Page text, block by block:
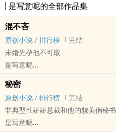
是写意呢的全部作品集
混不吝
原创小说 / 排行榜
完结
未婚先孕他不可取
是写意呢
原创小说 - BL - 短篇 - 完结
现代 - 狗血 - 多重视角 - 破镜重圆
方卓文十九岁怀了翟骁的孩子
他想打
翟骁不肯
秘密
原创小说 / 排行榜
完结
非典型性娇娇总裁和他的貌美俏秘书
是写意呢